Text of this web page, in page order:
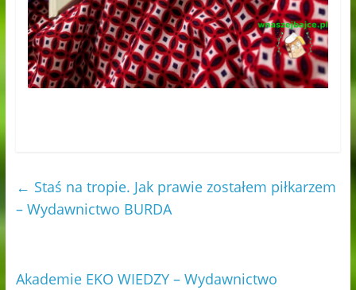
← Staś na tropie. Jak prawie zostałem piłkarzem
– Wydawnictwo BURDA
Akademie EKO WIEDZY – Wydawnictwo